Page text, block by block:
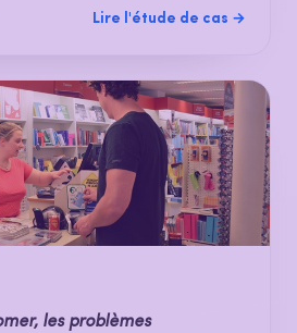
Lire l'étude de cas →
les problèmes